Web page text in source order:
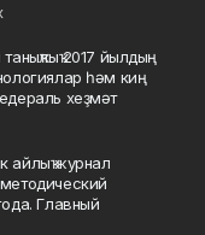
2017 йылдың
һәм киң
хеҙмәт
айлыҡ журнал
Главный